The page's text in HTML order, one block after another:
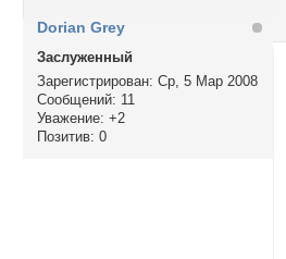
Dorian Grey
Заслуженный
Зарегистрирован: Ср, 5 Мар 2008
Сообщений: 11
Уважение: +2
Позитив: 0